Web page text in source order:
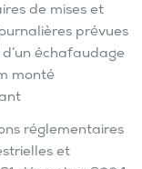
de mises et
prévues
échafaudage
monté
réglementaires
et